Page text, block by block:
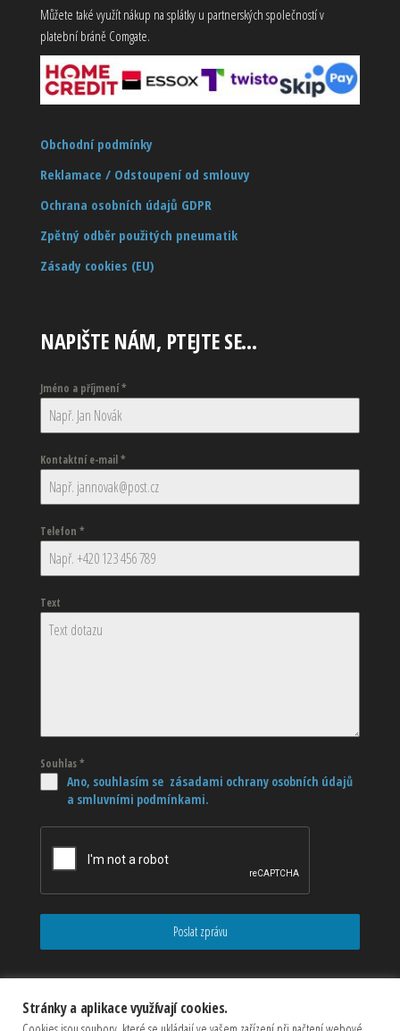
Můžete také využít nákup na splátky u partnerských společností v
platební bráně Comgate.
Obchodní podmínky
Reklamace / Odstoupení od smlouvy
Ochrana osobních údajů GDPR
Zpětný odběr použitých pneumatik
Zásady cookies (EU)
NAPIŠTE NÁM, PTEJTE SE…
Jméno a příjmení*
Kontaktní e-mail*
Telefon *
Text
Souhlas*
Ano, souhlasím se zásadami ochrany osobních údajů
a smluvními podmínkami.
Poslat zprávu
Stránky a aplikace využívají cookies.